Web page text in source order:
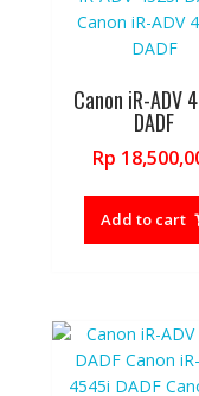
Canon iR-ADV
DADF
Rp
Add to cart